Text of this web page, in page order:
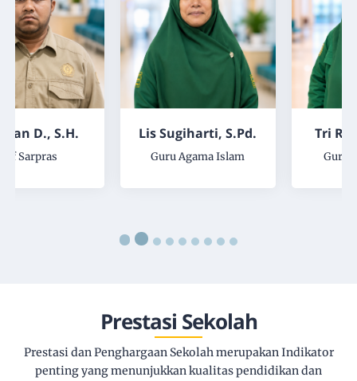
Lis Sugiharti, S.Pd.
Guru Agama Islam
Tri Rahayu, S.Pd.
Guru B. Indonesia
Prestasi Sekolah
Prestasi dan Penghargaan Sekolah merupakan Indikator
penting yang menunjukkan kualitas pendidikan dan